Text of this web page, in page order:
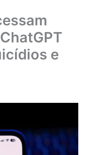
e